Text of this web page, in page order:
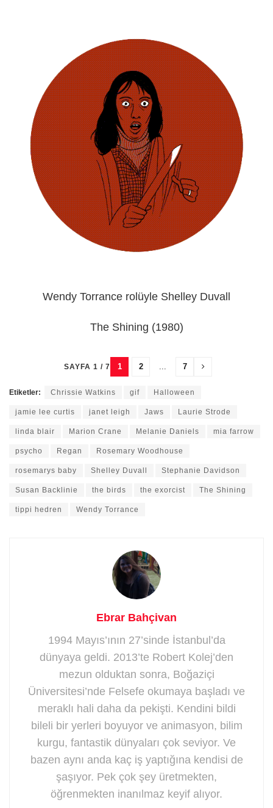
Wendy Torrance rolüyle Shelley Duvall
The Shining (1980)
SAYFA 1 / 7 1 2 ... 7
Etiketler: Chrissie Watkins gif Halloween
jamie lee curtis janet leigh Jaws Laurie Strode
linda blair Marion Crane Melanie Daniels mia farrow
psycho Regan Rosemary Woodhouse
rosemarys baby Shelley Duvall Stephanie Davidson
Susan Backlinie the birds the exorcist The Shining
tippi hedren Wendy Torrance
Ebrar Bahçivan
1994 Mayıs’ının 27’sinde İstanbul’da
dünyaya geldi. 2013’te Robert Kolej’den
mezun olduktan sonra, Boğaziçi
Üniversitesi’nde Felsefe okumaya başladı ve
meraklı hali daha da pekişti. Kendini bildi
bileli bir yerleri boyuyor ve animasyon, bilim
kurgu, fantastik dünyaları çok seviyor. Ve
bazen aynı anda kaç iş yaptığına kendisi de
şaşıyor. Pek çok şey üretmekten,
öğrenmekten inanılmaz keyif alıyor.